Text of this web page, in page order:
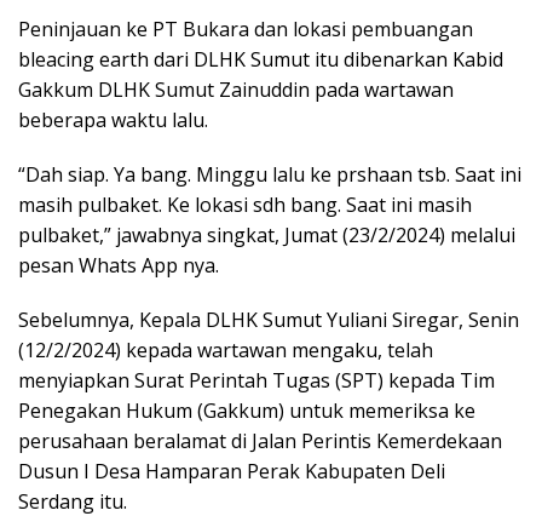
Peninjauan ke PT Bukara dan lokasi pembuangan
bleacing earth dari DLHK Sumut itu dibenarkan Kabid
Gakkum DLHK Sumut Zainuddin pada wartawan
beberapa waktu lalu.
“Dah siap. Ya bang. Minggu lalu ke prshaan tsb. Saat ini
masih pulbaket. Ke lokasi sdh bang. Saat ini masih
pulbaket,” jawabnya singkat, Jumat (23/2/2024) melalui
pesan Whats App nya.
Sebelumnya, Kepala DLHK Sumut Yuliani Siregar, Senin
(12/2/2024) kepada wartawan mengaku, telah
menyiapkan Surat Perintah Tugas (SPT) kepada Tim
Penegakan Hukum (Gakkum) untuk memeriksa ke
perusahaan beralamat di Jalan Perintis Kemerdekaan
Dusun I Desa Hamparan Perak Kabupaten Deli
Serdang itu.